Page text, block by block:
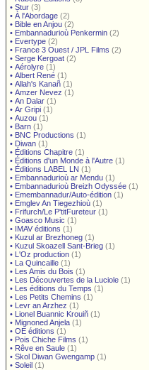
• Stur (3)
• À l'Abordage (2)
• Bible en Anjou (2)
• Embannadurioù Penkermin (2)
• Evertype (2)
• France 3 Ouest / JPL Films (2)
• Serge Kergoat (2)
• Aérolyre (1)
• Albert René (1)
• Allah's Kanañ (1)
• Amzer Nevez (1)
• An Dalar (1)
• Ar Gripi (1)
• Auzou (1)
• Barn (1)
• BNC Productions (1)
• Diwan (1)
• Éditions Chapitre (1)
• Éditions d'un Monde à l'Autre (1)
• Éditions LABEL LN (1)
• Embannadurioù ar Mendu (1)
• Embannadurioù Breizh Odyssée (1)
• Emembannadur/Auto-édition (1)
• Emglev An Tiegezhioù (1)
• Frifurch/Le P'titFureteur (1)
• Goasco Music (1)
• IMAV éditions (1)
• Kuzul ar Brezhoneg (1)
• Kuzul Skoazell Sant-Brieg (1)
• L'Oz production (1)
• La Quincaille (1)
• Les Amis du Bois (1)
• Les Découvertes de la Luciole (1)
• Les éditions du Temps (1)
• Les Petits Chemins (1)
• Levr an Arzhez (1)
• Lionel Buannic Krouiñ (1)
• Mignoned Anjela (1)
• OE éditions (1)
• Pois Chiche Films (1)
• Rêve en Saule (1)
• Skol Diwan Gwengamp (1)
• Soleil (1)